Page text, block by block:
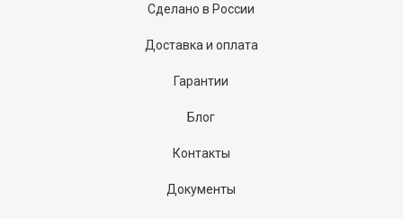
Сделано в России
Доставка и оплата
Гарантии
Блог
Контакты
Документы